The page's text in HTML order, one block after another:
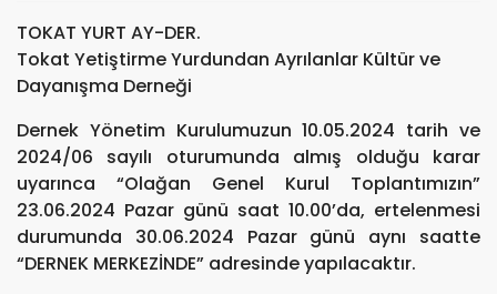
TOKAT YURT AY-DER.
Tokat Yetiştirme Yurdundan Ayrılanlar Kültür ve
Dayanışma Derneği
Dernek Yönetim Kurulumuzun 10.05.2024 tarih ve
2024/06 sayılı oturumunda almış olduğu karar
uyarınca “Olağan Genel Kurul Toplantımızın”
23.06.2024 Pazar günü saat 10.00’da, ertelenmesi
durumunda 30.06.2024 Pazar günü aynı saatte
“DERNEK MERKEZİNDE” adresinde yapılacaktır.